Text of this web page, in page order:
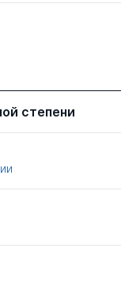
степени